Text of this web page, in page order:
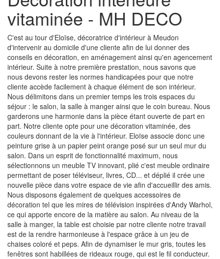
vitaminée - MH DECO
C'est au tour d'Eloïse, décoratrice d'intérieur à Meudon
d'intervenir au domicile d'une cliente afin de lui donner des
conseils en décoration, en aménagement ainsi qu'en agencement
intérieur. Suite à notre première prestation, nous savons que
nous devons rester les normes handicapées pour que notre
cliente accède facilement à chaque élément de son intérieur.
Nous délimitons dans un premier temps les trois espaces du
séjour : le salon, la salle à manger ainsi que le coin bureau. Nous
garderons une harmonie dans la pièce étant ouverte de part en
part. Notre cliente opte pour une décoration vitaminée, des
couleurs donnant de la vie à l'intérieur. Eloïse associe donc une
peinture grise à un papier peint orange posé sur un seul mur du
salon. Dans un esprit de fonctionnalité maximum, nous
sélectionnons un meuble TV innovant, plié c'est meuble ordinaire
permettant de poser téléviseur, livres, CD... et déplié il crée une
nouvelle pièce dans votre espace de vie afin d'accueillir des amis.
Nous disposons également de quelques accessoires de
décoration tel que les mires de télévision inspirées d'Andy Warhol,
ce qui apporte encore de la matière au salon. Au niveau de la
salle à manger, la table est choisie par notre cliente notre travail
est de la rendre harmonieuse à l'espace grâce à un jeu de
chaises coloré et peps. Afin de dynamiser le mur gris, toutes les
fenêtres sont habillées de rideaux rouge, qui est le fil conducteur.